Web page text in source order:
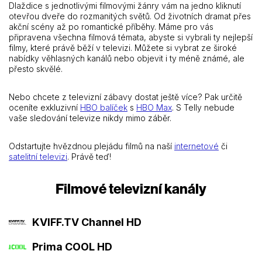
Dlaždice s jednotlivými filmovými žánry vám na jedno kliknutí
otevřou dveře do rozmanitých světů. Od životních dramat přes
akční scény až po romantické příběhy. Máme pro vás
připravena všechna filmová témata, abyste si vybrali ty nejlepší
filmy, které právě běží v televizi. Můžete si vybrat ze široké
nabídky věhlasných kanálů nebo objevit i ty méně známé, ale
přesto skvělé.
Nebo chcete z televizní zábavy dostat ještě více? Pak určitě
oceníte exkluzivní HBO balíček s HBO Max. S Telly nebude
vaše sledování televize nikdy mimo záběr.
Odstartujte hvězdnou plejádu filmů na naší internetové či
satelitní televizi. Právě teď!
Filmové televizní kanály
KVIFF.TV Channel HD
Prima COOL HD